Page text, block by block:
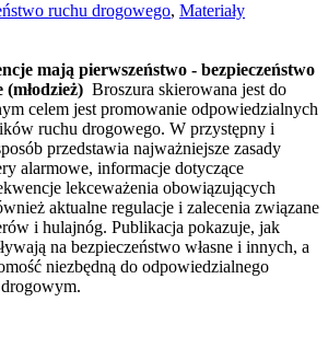
ruchu drogowego, Materiały
mają pierwszeństwo - bezpieczeństwo
(młodzież) Broszura skierowana jest do
celem jest promowanie odpowiedzialnych
ruchu drogowego. W przystępny i
przedstawia najważniejsze zasady
alarmowe, informacje dotyczące
lekceważenia obowiązujących
aktualne regulacje i zalecenia związane
i hulajnóg. Publikacja pokazuje, jak
na bezpieczeństwo własne i innych, a
niezbędną do odpowiedzialnego